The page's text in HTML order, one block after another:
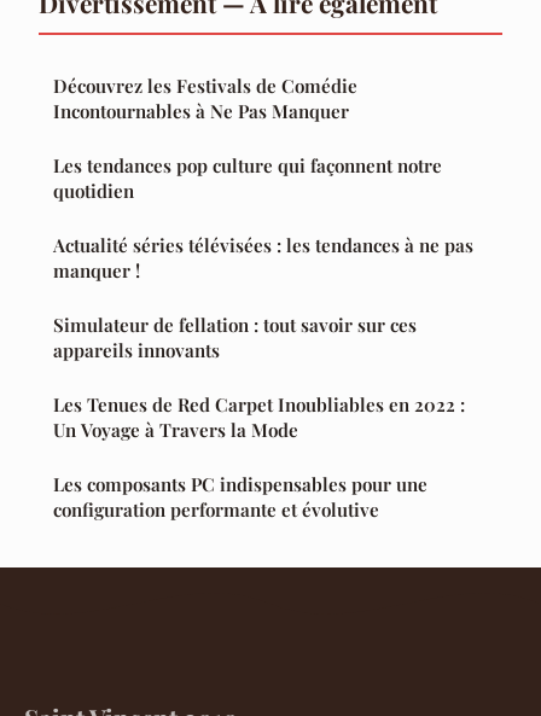
Découvrez les Festivals de Comédie
Incontournables à Ne Pas Manquer
Les tendances pop culture qui façonnent notre
quotidien
Actualité séries télévisées : les tendances à ne pas
manquer !
Simulateur de fellation : tout savoir sur ces
appareils innovants
Les Tenues de Red Carpet Inoubliables en 2022 :
Un Voyage à Travers la Mode
Les composants PC indispensables pour une
configuration performante et évolutive